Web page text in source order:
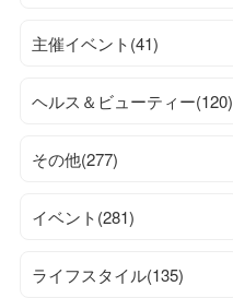
主催イベント(41)
ヘルス＆ビューティー(120)
その他(277)
イベント(281)
ライフスタイル(135)